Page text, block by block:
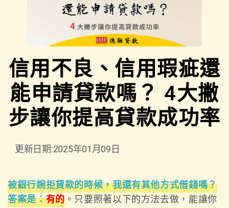
信用不良、信用瑕疵還
能申請貸款嗎？ 4大撇
步讓你提高貸款成功率
更新日期:2025年01月09日
被銀行婉拒貸款的時候，我還有其他方式借錢嗎？
答案是：有的。只要照著以下的方法去做，能讓你